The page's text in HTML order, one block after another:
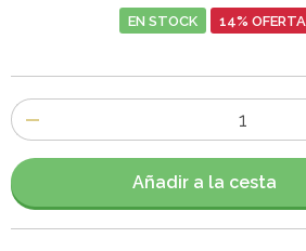
EN STOCK 14% OFERTA
Número
de
artículos
Añadir a la cesta